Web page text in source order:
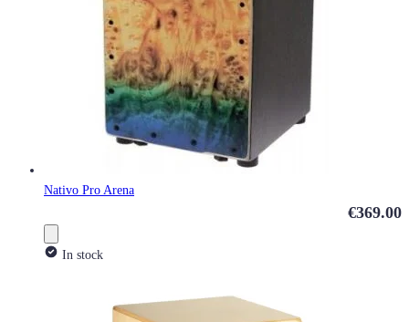
Nativo Pro Arena
€369.00
In stock